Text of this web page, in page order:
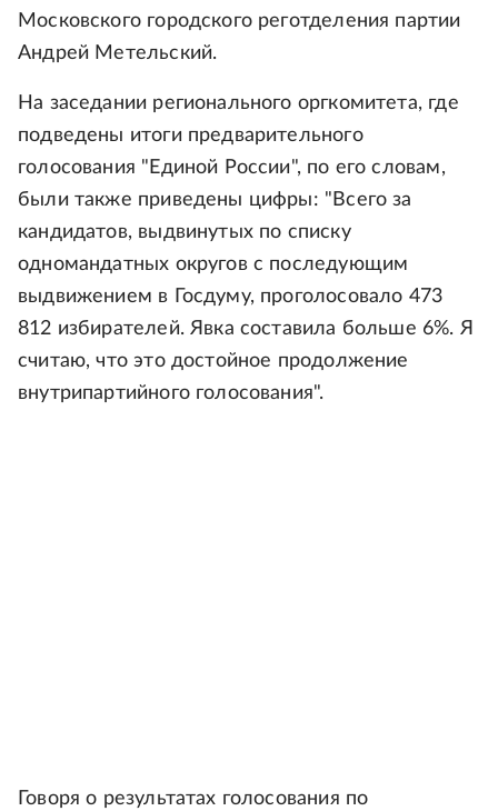
Московского городского реготделения партии
Андрей Метельский.
На заседании регионального оргкомитета, где
подведены итоги предварительного
голосования "Единой России", по его словам,
были также приведены цифры: "Всего за
кандидатов, выдвинутых по списку
одномандатных округов с последующим
выдвижением в Госдуму, проголосовало 473
812 избирателей. Явка составила больше 6%. Я
считаю, что это достойное продолжение
внутрипартийного голосования".
Говоря о результатах голосования по